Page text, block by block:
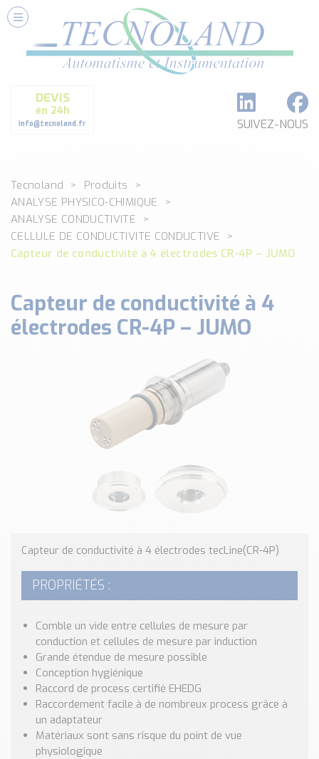
DEVIS
en 24h
info@tecnoland.fr SUIVEZ-NOUS
Nos Services
Conseils et Fourniture
Formation et Assistance
Architecture I-O Link multi fabricants
Classé par catégorie
DEBIT
DETECTION
ANALYSE PHYSICO-CHIMIQUE
Voir toutes les catégories …
Classé par marque
IDEM SAFETY
Voir toutes les marques …
Téléchargement (Logiciels, Documents,..)
Formulaire Débitmètre
Calculateur maintien en température
Blog
Nos Réalisations
Conseils et Actualités
Catalogue des essentiels pour les brasseries et micro-
brasseries
Contact & Devis
Devis, Tarifs, Renseignements techniques
Tecnoland
Produits
ANALYSE PHYSICO-CHIMIQUE
ANALYSE CONDUCTIVITE
CELLULE DE CONDUCTIVITE CONDUCTIVE
Capteur de conductivité à 4 électrodes CR-4P – JUMO
Capteur de conductivité à 4
électrodes CR-4P – JUMO
Capteur de conductivité à 4 électrodes tecLine(CR-4P)
PROPRIÉTÉS :
Comble un vide entre cellules de mesure par
conduction et cellules de mesure par induction
Grande étendue de mesure possible
Conception hygiénique
Raccord de process certifié EHEDG
Raccordement facile à de nombreux process grâce à
un adaptateur
Matériaux sont sans risque du point de vue
physiologique